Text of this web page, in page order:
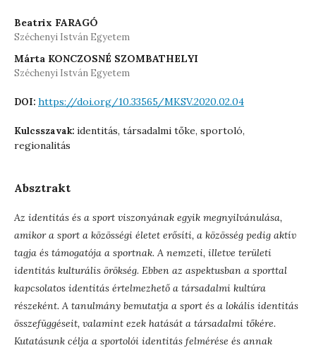
Beatrix FARAGÓ
Széchenyi István Egyetem
Márta KONCZOSNÉ SZOMBATHELYI
Széchenyi István Egyetem
DOI: https://doi.org/10.33565/MKSV.2020.02.04
Kulcsszavak: identitás, társadalmi tőke, sportoló,
regionalitás
Absztrakt
Az identitás és a sport viszonyának egyik megnyilvánulása,
amikor a sport a közösségi életet erősíti, a közösség pedig aktív
tagja és támogatója a sportnak. A nemzeti, illetve területi
identitás kulturális örökség. Ebben az aspektusban a sporttal
kapcsolatos identitás értelmezhető a társadalmi kultúra
részeként. A tanulmány bemutatja a sport és a lokális identitás
összefüggéseit, valamint ezek hatását a társadalmi tőkére.
Kutatásunk célja a sportolói identitás felmérése és annak